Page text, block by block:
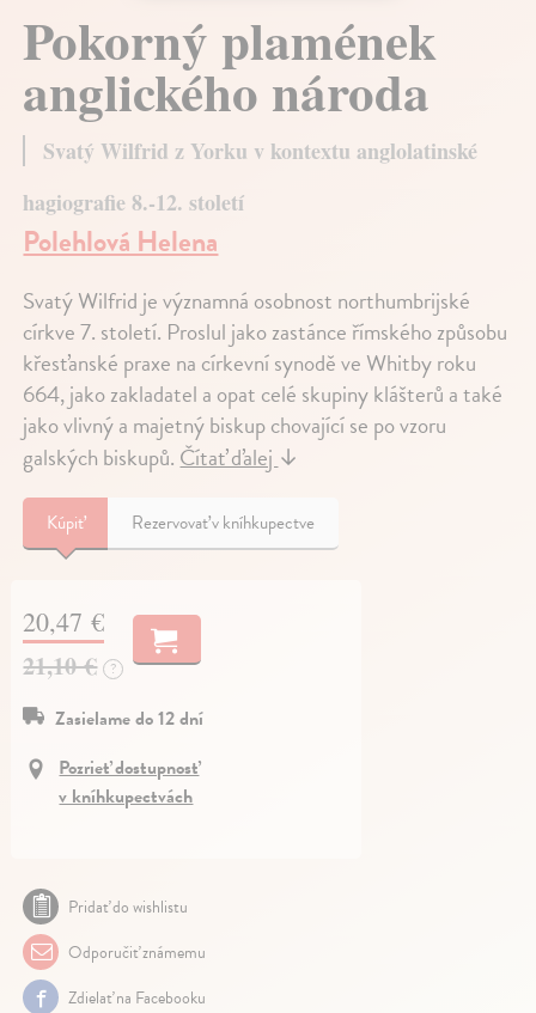
Pokorný plamének
anglického národa
Svatý Wilfrid z Yorku v kontextu anglolatinské
hagiografie 8.-12. století
Polehlová Helena
Svatý Wilfrid je významná osobnost northumbrijské
církve 7. století. Proslul jako zastánce římského způsobu
křesťanské praxe na církevní synodě ve Whitby roku
664, jako zakladatel a opat celé skupiny klášterů a také
jako vlivný a majetný biskup chovající se po vzoru
galských biskupů.Čítať ďalej↓
Kúpiť Rezervovať v kníhkupectve
20,47 €
21,10 € ?
Zasielame do 12 dní
Pozrieť dostupnosť
v kníhkupectvách
Pridať do wishlistu
Odporučiť známemu
Zdielať na Facebooku